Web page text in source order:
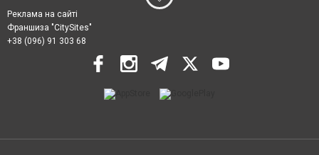
Реклама на сайті
Франшиза "CitySites"
+38 (096) 91 303 68